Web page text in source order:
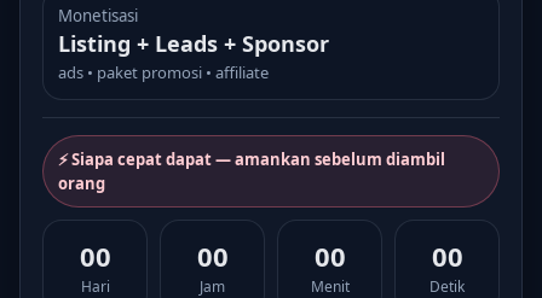
Monetisasi
Listing + Leads + Sponsor
ads • paket promosi • affiliate
⚡ Siapa cepat dapat — amankan sebelum diambil
orang
00
Hari
00
Jam
00
Menit
00
Detik